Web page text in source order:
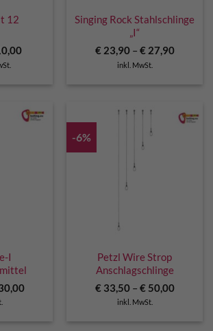
12
Aktueller
Singing Rock Stahlschlinge
„I“
€23,90– €27,90
inkl. MwSt.
I
-6%
Petzl Wire Strop
Anschlagschlinge
€33,50– €50,00
inkl. MwSt.